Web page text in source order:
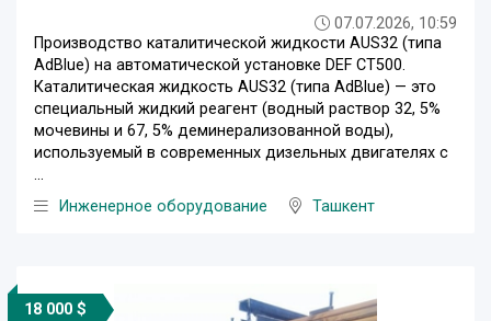
07.07.2026, 10:59
Производство каталитической жидкости AUS32 (типа
AdBlue) на автоматической установке DEF CT500.
Каталитическая жидкость AUS32 (типа AdBlue) — это
специальный жидкий реагент (водный раствор 32, 5%
мочевины и 67, 5% деминерализованной воды),
используемый в современных дизельных двигателях с
...
Инженерное оборудование
Ташкент
18 000 $